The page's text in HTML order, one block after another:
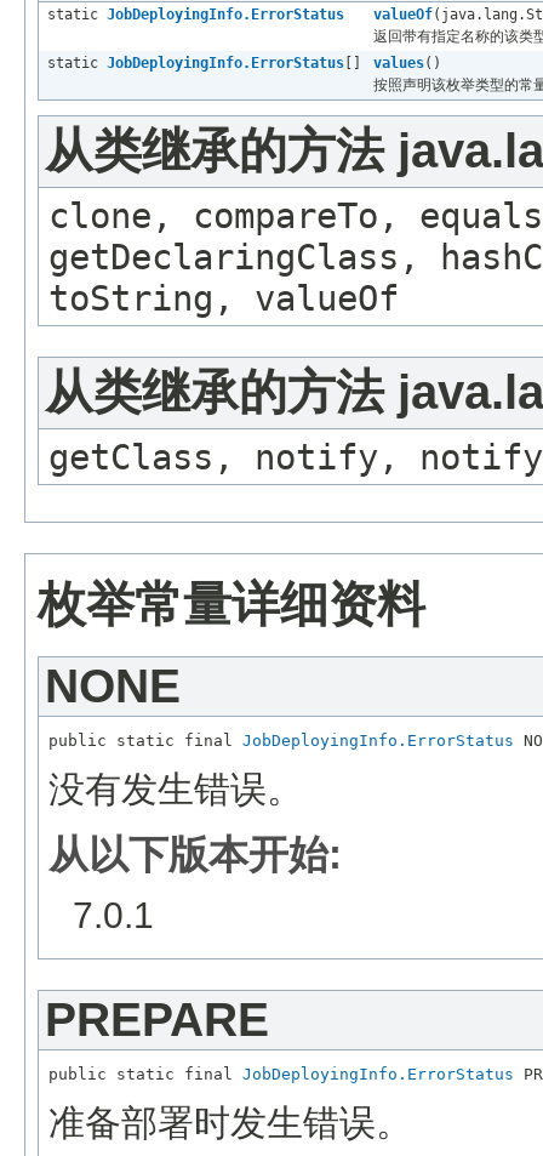
static JobDeployingInfo.ErrorStatus valueOf
返回带有指定名称的该类
static JobDeployingInfo.ErrorStatus [] values()
按照声明该枚举类型的常
从类继承的方法
clone, compareTo,
getDeclaringClass,
toString, valueOf
从类继承的方法
getClass, notify,
枚举常量详细资料
NONE
public static final JobDeployingInfo.ErrorStatus
没有发生错误。
从以下版本开始:
7.0.1
PREPARE
public static final JobDeployingInfo.ErrorStatus
准备部署时发生错误。